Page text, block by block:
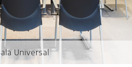
Universal